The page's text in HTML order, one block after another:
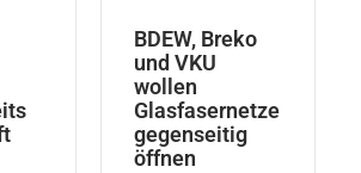
BDEW, Breko
und VKU
wollen
Glasfasernetze
gegenseitig
öffnen